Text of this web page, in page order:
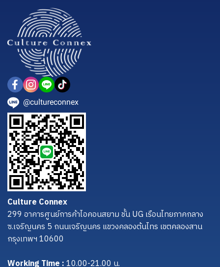
@cultureconnex
Culture Connex
299 อาคารศูนย์การค้าไอคอนสยาม ชั้น UG เรือนไทยภาคกลาง
ซ.เจริญนคร 5 ถนนเจริญนคร แขวงคลองต้นไทร เขตคลองสาน
กรุงเทพฯ 10600
Working Time :10.00-21.00 น.